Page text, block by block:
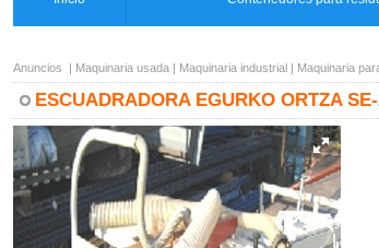
Anuncios | Maquinaria usada | Maquinaria industrial | Maquinaria
ESCUADRADORA EGURKO ORTZA